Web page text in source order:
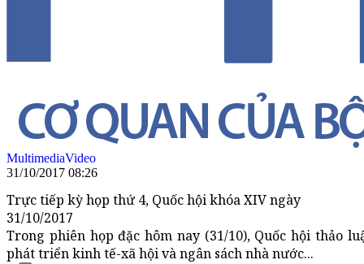
MultimediaVideo
31/10/2017 08:26
Trực tiếp kỳ họp thứ 4, Quốc hội khóa XIV ngày
31/10/2017
Trong phiên họp đặc hôm nay (31/10), Quốc hội thảo
phát triển kinh tế-xã hội và ngân sách nhà nước...